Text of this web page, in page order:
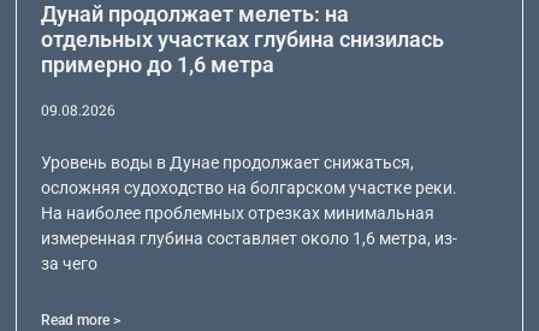
Дунай продолжает мелеть: на
отдельных участках глубина снизилась
примерно до 1,6 метра
09.08.2026
Уровень воды в Дунае продолжает снижаться,
осложняя судоходство на болгарском участке реки.
На наиболее проблемных отрезках минимальная
измеренная глубина составляет около 1,6 метра, из-
за чего
Read more >